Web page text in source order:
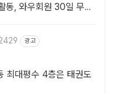
동, 와우회원 30일 무료
광고
최대평수 4층은 태권도